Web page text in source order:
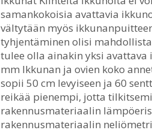
samankokoisia avattavia
vältytään myös
tyhjentäminen olisi
tulee olla ainakin yksi
mm Ikkunan ja ovien koko
sopii 50 cm levyiseen ja 60
reikää pienempi, jotta
rakennusmateriaalin
rakennusmateriaalin